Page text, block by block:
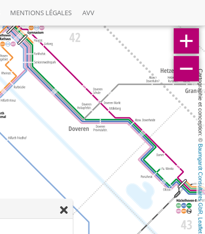
MENTIONS LÉGALES AVV
Cartographie et conception: ©
Baumgardt Consultants GbR
,
Leaflet